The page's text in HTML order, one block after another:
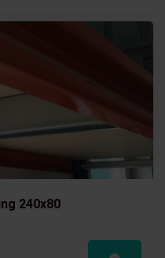
240x80